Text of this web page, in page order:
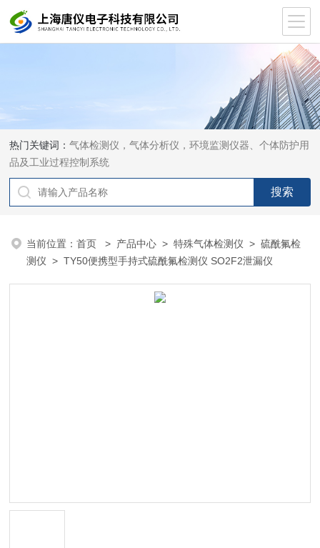
热门关键词：气体检测仪，气体分析仪，环境监测仪器、个体防护用
品及工业过程控制系统
当前位置：首页 > 产品中心 >特殊气体检测仪 >硫酰氟检
测仪
> TY50便携型手持式硫酰氟检测仪 SO2F2泄漏仪